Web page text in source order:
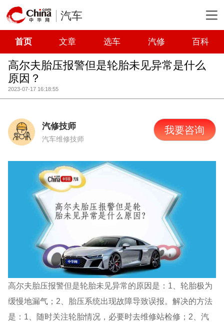
汽车
首页 文章 选车 汽修 百科
高尔夫胎压报警但是轮胎未见异常是什么
原因？
2023-07-17 16:18:55
汽修技师
汽车维修技师
我要咨询
高尔夫胎压报警但是轮胎未见异常的原因是：1、轮胎极为
缓慢地漏气；2、胎压系统出现故障导致误报。解决的方法
是：1、随时关注轮胎情况，必要时去维修站检修；2、汽